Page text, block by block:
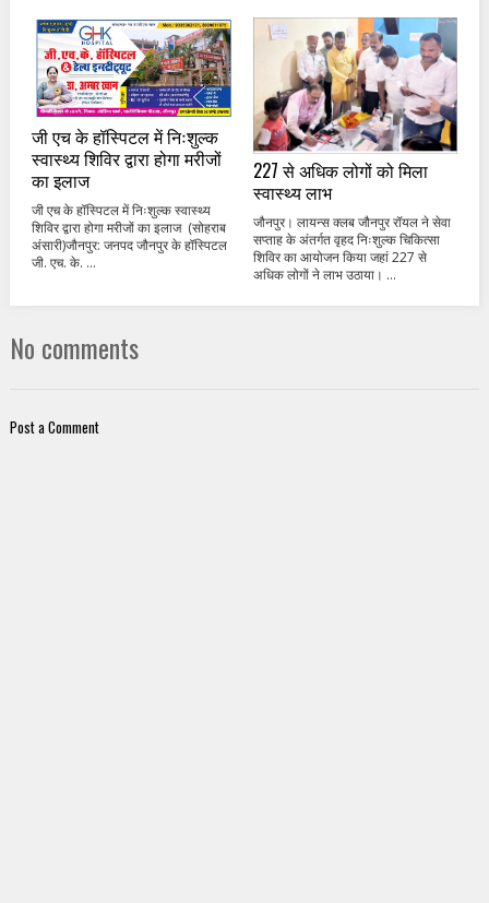
जी एच के हॉस्पिटल में निःशुल्क
स्वास्थ्य शिविर द्वारा होगा मरीजों
का इलाज
जी एच के हॉस्पिटल में निःशुल्क स्वास्थ्य
शिविर द्वारा होगा मरीजों का इलाज (सोहराब
अंसारी)जौनपुर: जनपद जौनपुर के हॉस्पिटल
जी. एच. के. ...
227 से अधिक लोगों को मिला
स्वास्थ्य लाभ
जौनपुर। लायन्स क्लब जौनपुर रॉयल ने सेवा
सप्ताह के अंतर्गत वृहद निःशुल्क चिकित्सा
शिविर का आयोजन किया जहां 227 से
अधिक लोगों ने लाभ उठाया। ...
No comments
Post a Comment